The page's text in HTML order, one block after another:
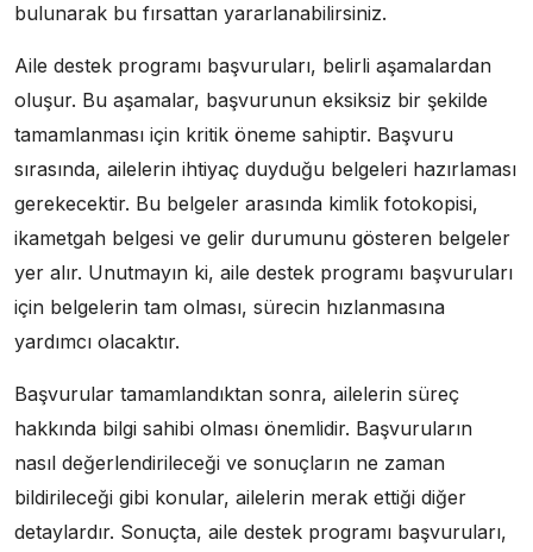
bulunarak bu fırsattan yararlanabilirsiniz.
Aile destek programı başvuruları, belirli aşamalardan
oluşur. Bu aşamalar, başvurunun eksiksiz bir şekilde
tamamlanması için kritik öneme sahiptir. Başvuru
sırasında, ailelerin ihtiyaç duyduğu belgeleri hazırlaması
gerekecektir. Bu belgeler arasında kimlik fotokopisi,
ikametgah belgesi ve gelir durumunu gösteren belgeler
yer alır. Unutmayın ki, aile destek programı başvuruları
için belgelerin tam olması, sürecin hızlanmasına
yardımcı olacaktır.
Başvurular tamamlandıktan sonra, ailelerin süreç
hakkında bilgi sahibi olması önemlidir. Başvuruların
nasıl değerlendirileceği ve sonuçların ne zaman
bildirileceği gibi konular, ailelerin merak ettiği diğer
detaylardır. Sonuçta, aile destek programı başvuruları,